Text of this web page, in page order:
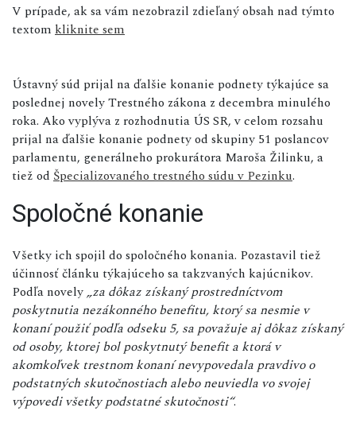
V prípade, ak sa vám nezobrazil zdieľaný obsah nad týmto
textom kliknite sem
Ústavný súd prijal na ďalšie konanie podnety týkajúce sa
poslednej novely Trestného zákona z decembra minulého
roka. Ako vyplýva z rozhodnutia ÚS SR, v celom rozsahu
prijal na ďalšie konanie podnety od skupiny 51 poslancov
parlamentu, generálneho prokurátora Maroša Žilinku, a
tiež od Špecializovaného trestného súdu v Pezinku.
Spoločné konanie
Všetky ich spojil do spoločného konania. Pozastavil tiež
účinnosť článku týkajúceho sa takzvaných kajúcnikov.
Podľa novely „za dôkaz získaný prostredníctvom
poskytnutia nezákonného benefitu, ktorý sa nesmie v
konaní použiť podľa odseku 5, sa považuje aj dôkaz získaný
od osoby, ktorej bol poskytnutý benefit a ktorá v
akomkoľvek trestnom konaní nevypovedala pravdivo o
podstatných skutočnostiach alebo neuviedla vo svojej
výpovedi všetky podstatné skutočnosti“.